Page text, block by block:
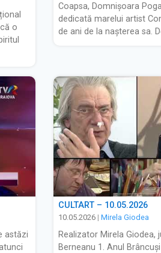
o
Coapsa, Domnișoara
dedicată marelui artist
de ani de la nașterea sa.
astăzi
CULTART – 10.05.2026
10.05.2026 | Mirela Giodea
Realizator Mirela Giodea,
Berneanu 1. Anul